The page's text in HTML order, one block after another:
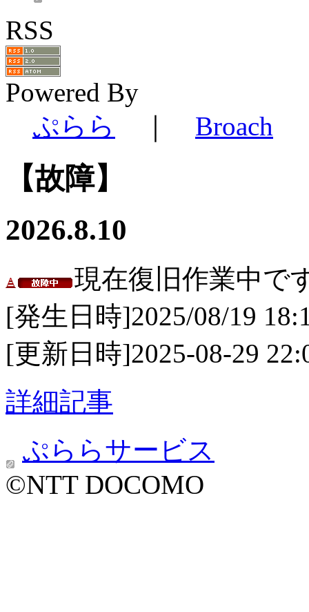
RSS
Powered By
ぷらら
Broach
【故障】
2026.8.10
現在復旧作業中で
[発生日時]2025/08/19
[更新日時]2025-08-29
詳細記事
ぷららサービス
©NTT DOCOMO